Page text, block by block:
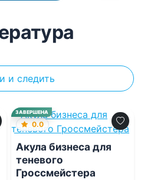
и следить
ЗАВЕРШЕНА
0.0
Акула бизнеса для
теневого
Гроссмейстера